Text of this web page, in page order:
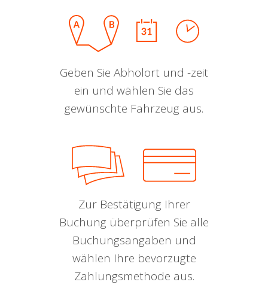
Geben Sie Abholort und -zeit
ein und wählen Sie das
gewünschte Fahrzeug aus.
Zur Bestätigung Ihrer
Buchung überprüfen Sie alle
Buchungsangaben und
wählen Ihre bevorzugte
Zahlungsmethode aus.